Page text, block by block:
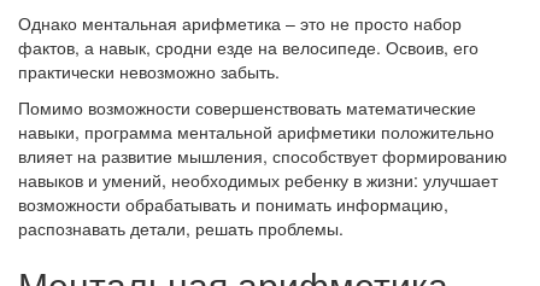
Однако ментальная арифметика – это не просто набор
фактов, а навык, сродни езде на велосипеде. Освоив, его
практически невозможно забыть.
Помимо возможности совершенствовать математические
навыки, программа ментальной арифметики положительно
влияет на развитие мышления, способствует формированию
навыков и умений, необходимых ребенку в жизни: улучшает
возможности обрабатывать и понимать информацию,
распознавать детали, решать проблемы.